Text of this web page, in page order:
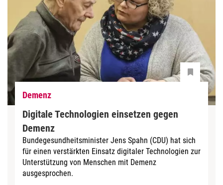
Demenz
Digitale Technologien einsetzen gegen
Demenz
Bundegesundheitsminister Jens Spahn (CDU) hat sich
für einen verstärkten Einsatz digitaler Technologien zur
Unterstützung von Menschen mit Demenz
ausgesprochen.